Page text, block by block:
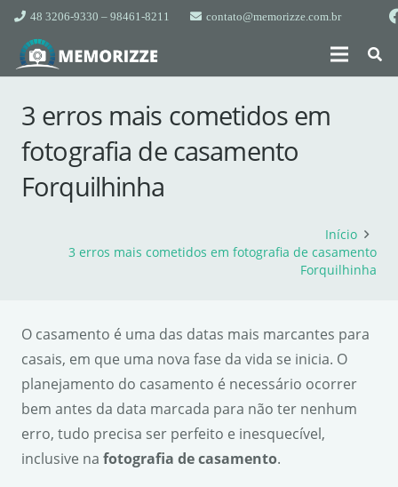
48 3206-9330 – 98461-8211 contato@memorizze.com.br
3 erros mais cometidos em
fotografia de casamento
Forquilhinha
Início
3 erros mais cometidos em fotografia de casamento
Forquilhinha
O casamento é uma das datas mais marcantes para
casais, em que uma nova fase da vida se inicia. O
planejamento do casamento é necessário ocorrer
bem antes da data marcada para não ter nenhum
erro, tudo precisa ser perfeito e inesquecível,
inclusive na fotografia de casamento.